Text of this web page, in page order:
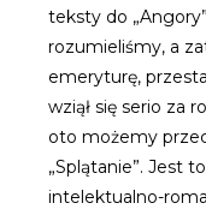
teksty do
rozumieliśmy, a
emeryturę,
wziął się serio za
oto możemy
„Splątanie”. Jest
intelektualno-